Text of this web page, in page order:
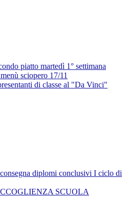
piatto martedì 1° settimana
sciopero 17/11
di classe al "Da Vinci"
diplomi conclusivi I ciclo di
SCUOLA